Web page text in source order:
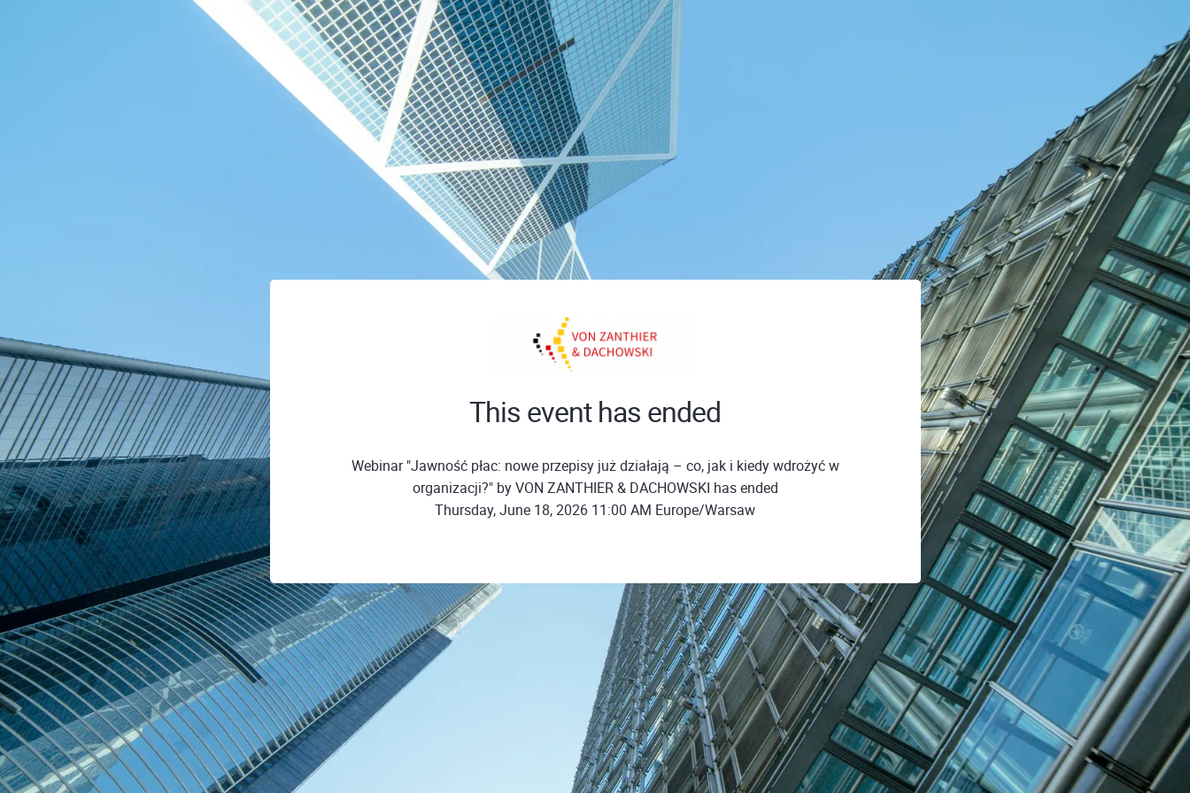
This event has ended
Webinar "Jawność płac: nowe przepisy już działają – co, jak i kiedy wdrożyć w
organizacji?" by VON ZANTHIER & DACHOWSKI has ended
Thursday, June 18, 2026 11:00 AM Europe/Warsaw